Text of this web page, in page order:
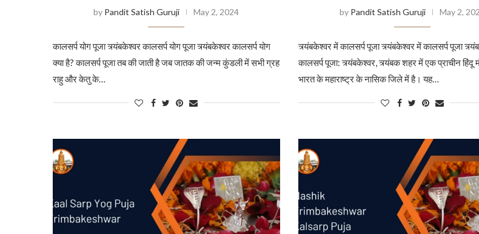
by Pandit Satish Guruji May 2, 2024
कालसर्प योग पूजा त्र्यंबकेश्वर कालसर्प योग पूजा त्र्यंबकेश्वर कालसर्प योग
क्या है? कालसर्प पूजा तब की जाती है जब जातक की जन्म कुंडली में सभी ग्रह
राहु और केतु के…
by Pandit Satish Guruji May 2,
त्र्यंबकेश्वर में कालसर्प पूजा त्र्यंबकेश्वर में कालसर्प पूजा
कालसर्प पूजा: त्र्यंबकेश्वर, त्र्यंबक शहर में एक प्राचीन हिंदू
भारत के महाराष्ट्र के नासिक जिले में है। यह…